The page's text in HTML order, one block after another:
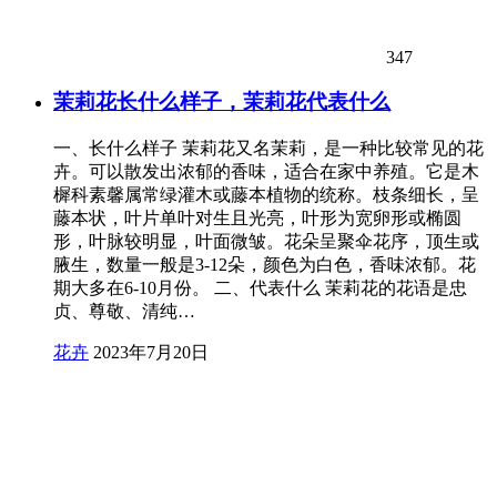
347
茉莉花长什么样子，茉莉花代表什么
一、长什么样子 茉莉花又名茉莉，是一种比较常见的花
卉。可以散发出浓郁的香味，适合在家中养殖。它是木
樨科素馨属常绿灌木或藤本植物的统称。枝条细长，呈
藤本状，叶片单叶对生且光亮，叶形为宽卵形或椭圆
形，叶脉较明显，叶面微皱。花朵呈聚伞花序，顶生或
腋生，数量一般是3-12朵，颜色为白色，香味浓郁。花
期大多在6-10月份。 二、代表什么 茉莉花的花语是忠
贞、尊敬、清纯…
花卉 2023年7月20日